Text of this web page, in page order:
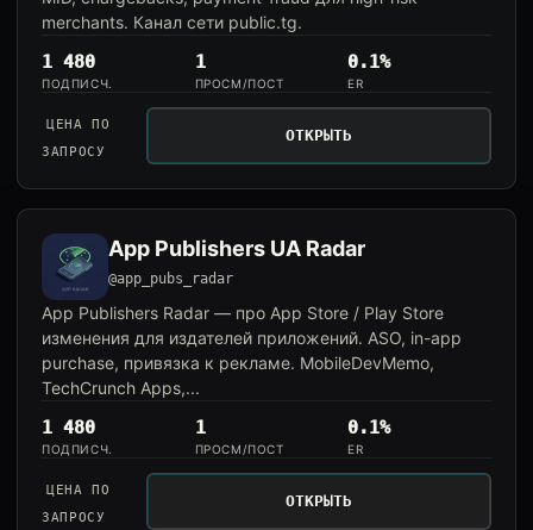
merchants. Канал сети public.tg.
1 480
ПОДПИСЧ.
1
ПРОСМ/ПОСТ
0.1%
ER
ЦЕНА ПО
ЗАПРОСУ
ОТКРЫТЬ
App Publishers UA Radar
@app_pubs_radar
App Publishers Radar — про App Store / Play Store
изменения для издателей приложений. ASO, in-app
purchase, привязка к рекламе. MobileDevMemo,
TechCrunch Apps,...
1 480
ПОДПИСЧ.
1
ПРОСМ/ПОСТ
0.1%
ER
ЦЕНА ПО
ЗАПРОСУ
ОТКРЫТЬ